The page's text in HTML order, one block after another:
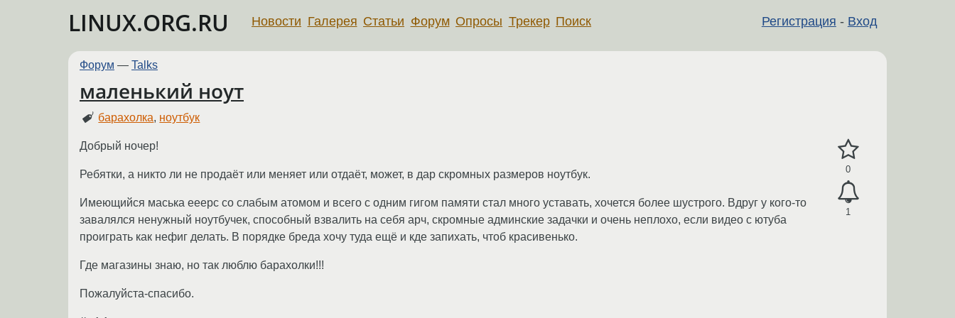
LINUX.ORG.RU Регистрация - Вход
Новости Галерея Статьи Форум Опросы Трекер Поиск
Форум — Talks
маленький ноут
барахолка, ноутбук
0
1
Добрый ночер!
Ребятки, а никто ли не продаёт или меняет или отдаёт, может, в дар скромных размеров ноутбук.
Имеющийся маська ееерс со слабым атомом и всего с одним гигом памяти стал много уставать, хочется более шустрого. Вдруг у кого-то
завалялся ненужный ноутбучек, способный взвалить на себя арч, скромные админские задачки и очень неплохо, если видео с ютуба
проиграть как нефиг делать. В порядке бреда хочу туда ещё и кде запихать, чтоб красивенько.
Где магазины знаю, но так люблю барахолки!!!
Пожалуйста-спасибо.